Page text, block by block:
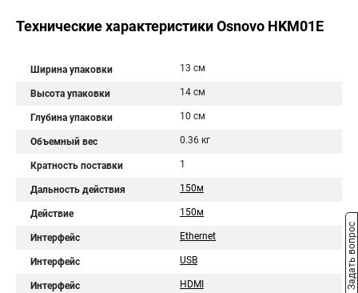
Технические характеристики Osnovo HKM01E
Ширина упаковки 13 см
Высота упаковки 14 см
Глубина упаковки 10 см
Объемный вес 0.36 кг
Кратность поставки 1
Дальность действия 150м
Действие 150м
Интерфейс Ethernet
Интерфейс USB
Интерфейс HDMI Задать вопрос